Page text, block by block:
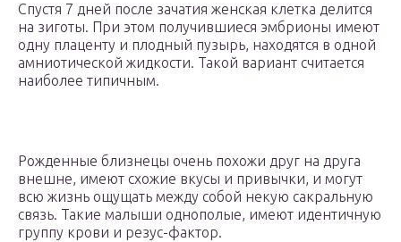
Спустя 7 дней после зачатия женская клетка делится
на зиготы. При этом получившиеся эмбрионы имеют
одну плаценту и плодный пузырь, находятся в одной
амниотической жидкости. Такой вариант считается
наиболее типичным.
Рожденные близнецы очень похожи друг на друга
внешне, имеют схожие вкусы и привычки, и могут
всю жизнь ощущать между собой некую сакральную
связь. Такие малыши однополые, имеют идентичную
группу крови и резус-фактор.